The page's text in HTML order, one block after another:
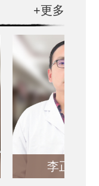
+更多
李正彬